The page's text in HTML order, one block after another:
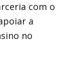
com o
a
no